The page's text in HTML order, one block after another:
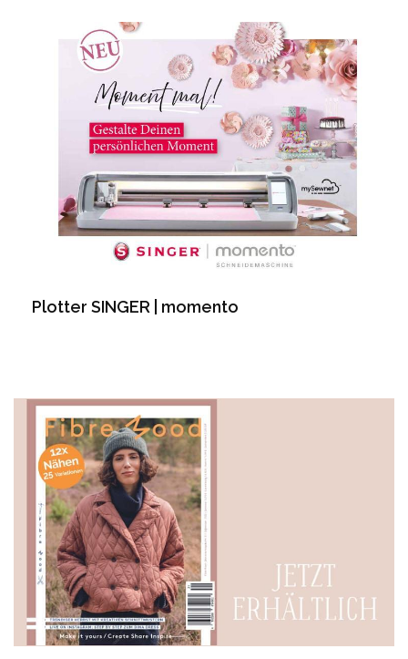
Plotter SINGER | momento